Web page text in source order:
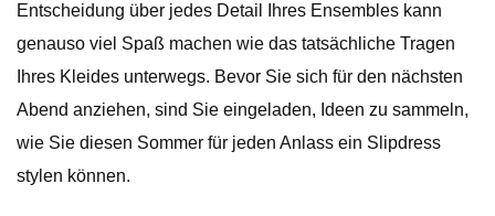
Entscheidung über jedes Detail Ihres Ensembles kann
genauso viel Spaß machen wie das tatsächliche Tragen
Ihres Kleides unterwegs. Bevor Sie sich für den nächsten
Abend anziehen, sind Sie eingeladen, Ideen zu sammeln,
wie Sie diesen Sommer für jeden Anlass ein Slipdress
stylen können.